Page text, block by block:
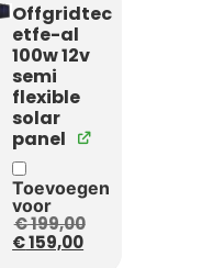
Offgridtec
etfe-al
100w 12v
semi
flexible
solar
panel
Toevoegen
voor
€199,00
€159,00